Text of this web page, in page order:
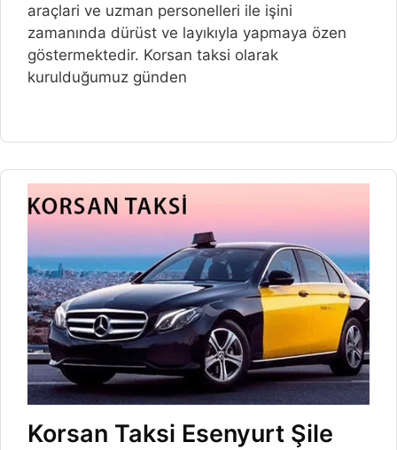
araçlari ve uzman personelleri ile işini
zamanında dürüst ve layıkıyla yapmaya özen
göstermektedir. Korsan taksi olarak
kurulduğumuz günden
Korsan Taksi Esenyurt Şile